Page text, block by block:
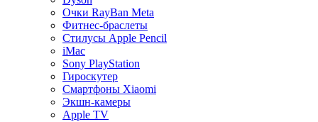
Очки RayBan Meta
Фитнес-браслеты
Стилусы Apple Pencil
iMac
Sony PlayStation
Гироскутер
Смартфоны Xiaomi
Экшн-камеры
Apple TV